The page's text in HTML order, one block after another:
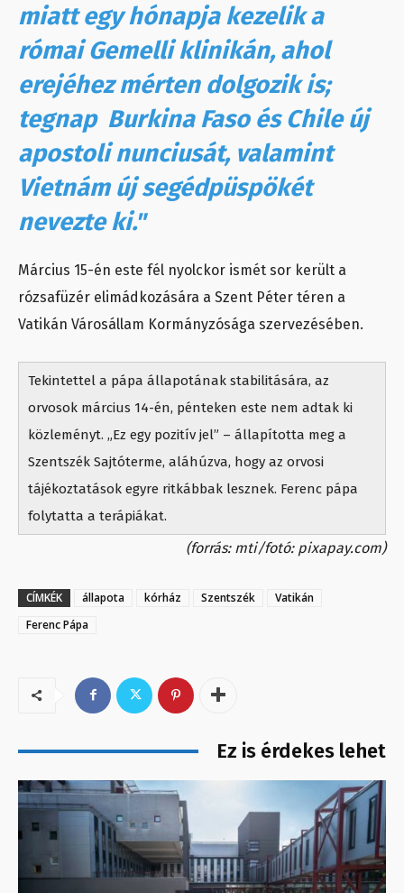
miatt egy hónapja kezelik a
római Gemelli klinikán, ahol
erejéhez mérten dolgozik is;
tegnap Burkina Faso és Chile új
apostoli nunciusát, valamint
Vietnám új segédpüspökét
nevezte ki."
Március 15-én este fél nyolckor ismét sor került a
rózsafüzér elimádkozására a Szent Péter téren a
Vatikán Városállam Kormányzósága szervezésében.
Tekintettel a pápa állapotának stabilitására, az
orvosok március 14-én, pénteken este nem adtak ki
közleményt. „Ez egy pozitív jel” – állapította meg a
Szentszék Sajtóterme, aláhúzva, hogy az orvosi
tájékoztatások egyre ritkábbak lesznek. Ferenc pápa
folytatta a terápiákat.
(forrás: mti/fotó: pixapay.com)
CÍMKÉK állapota kórház Szentszék
Vatikán
Ferenc Pápa
Ez is érdekes lehet